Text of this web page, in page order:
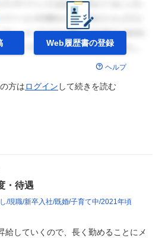
Web履歴書の登録
ヘルプ
方はログイン して続きを読む
・待遇
現職 新卒入社 既婚 子育て中 2021年頃
給していくので、長く勤めることにメ